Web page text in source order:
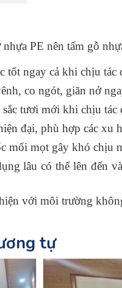
PE nên tấm gỗ
tốt ngay cả khi chịu tác
co ngót, giãn nở
tươi mới khi chịu tác
đại, phù hợp các xu
mối mọt gây khó chịu
lâu có thể lên đến
với môi trường
tự